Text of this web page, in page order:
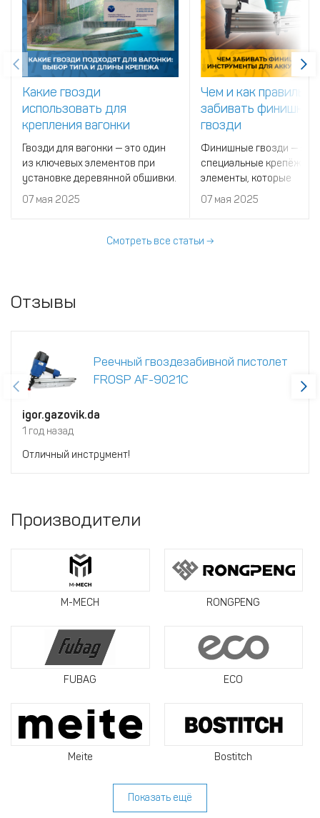
Какие гвозди
использовать для
крепления вагонки
Гвозди для вагонки — это один
из ключевых элементов при
установке деревянной обшивки.
От правильно подобранного типа
внешний вид отделки.
07 мая 2025
Чем и как правильно
забивать финишные
гвозди
Финишные гвозди — это
специальные крепёжные
элементы, которые
применяются для
07 мая 2025
Смотреть все статьи →
Отзывы
Реечный гвоздезабивной пистолет
FROSP AF-9021C
igor.gazovik.da
1 год назад
Отличный инструмент!
Производители
M-MECH RONGPENG
FUBAG ECO
Meite Bostitch
Показать ещё